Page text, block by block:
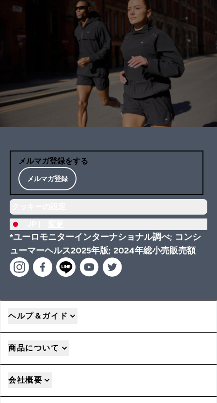
メルマガ登録をする
メルマガ登録
*ユーロモニターインターナショナル調べ; コンシ
ューマーヘルス2025年版; 2024年総小売販売額
ヘルプ＆ガイド
商品について
会社概要